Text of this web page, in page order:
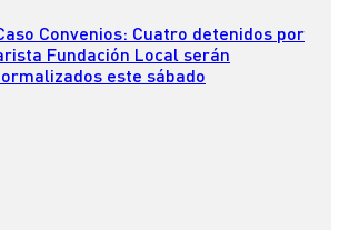
Convenios: Cuatro detenidos por
Fundación Local serán
este sábado